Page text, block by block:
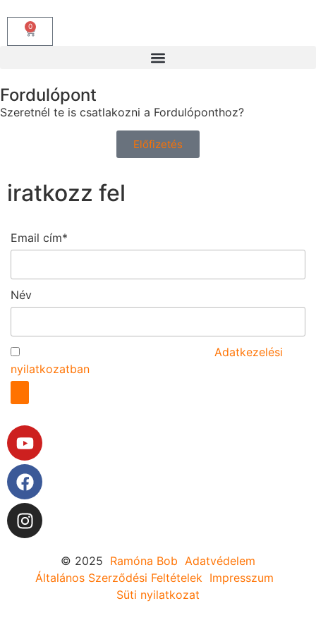
0
Fordulópont
Szeretnél te is csatlakozni a Fordulóponthoz?
Előfizetés
iratkozz fel
Email cím*
Név
Adatkezelési
nyilatkozatban
© 2025 Ramóna Bob Adatvédelem
Általános Szerződési Feltételek Impresszum
Süti nyilatkozat